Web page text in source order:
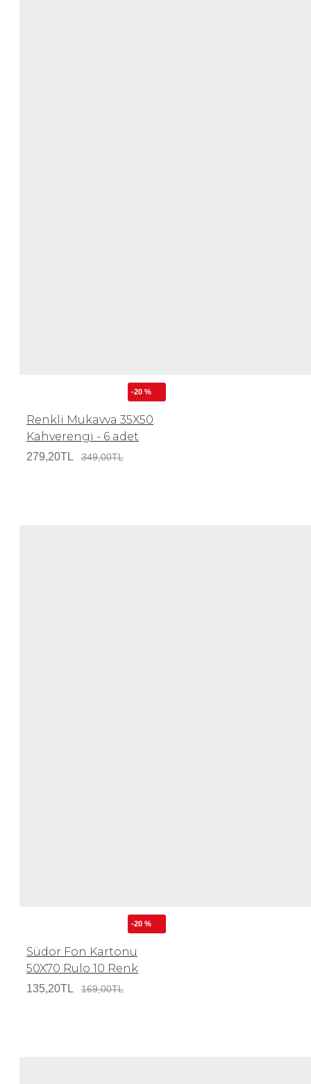
-20 %
Renkli Mukavva 35X50
Kahverengi - 6 adet
279,20TL 349,00TL
-20 %
Südor Fon Kartonu
50X70 Rulo 10 Renk
135,20TL 169,00TL